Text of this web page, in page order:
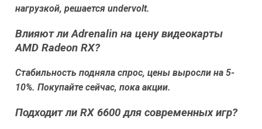
нагрузкой, решается undervolt.
Влияют ли Adrenalin на цену видеокарты
AMD Radeon RX?
Стабильность подняла спрос, цены выросли на 5-
10%. Покупайте сейчас, пока акции.
Подходит ли RX 6600 для современных игр?